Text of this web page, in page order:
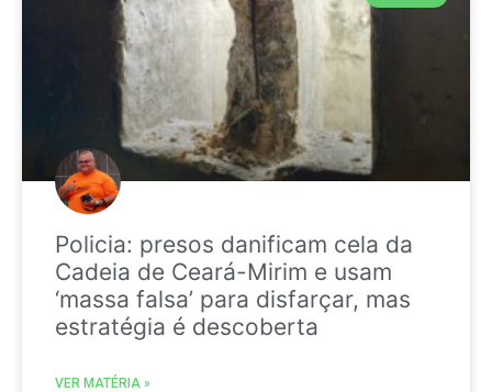
Policia: presos danificam cela da
Cadeia de Ceará-Mirim e usam
‘massa falsa’ para disfarçar, mas
estratégia é descoberta
VER MATÉRIA »